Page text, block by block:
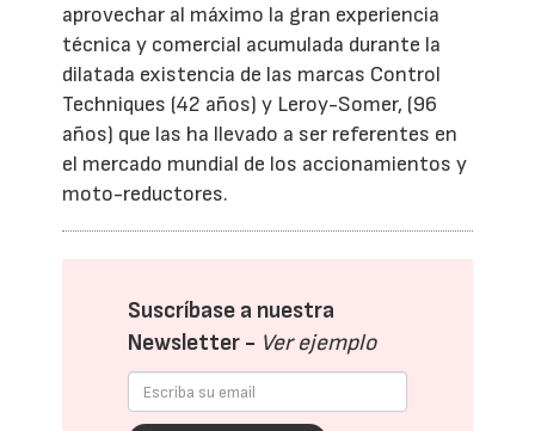
aprovechar al máximo la gran experiencia
técnica y comercial acumulada durante la
dilatada existencia de las marcas Control
Techniques (42 años) y Leroy-Somer, (96
años) que las ha llevado a ser referentes en
el mercado mundial de los accionamientos y
moto-reductores.
Suscríbase a nuestra
Newsletter - Ver ejemplo